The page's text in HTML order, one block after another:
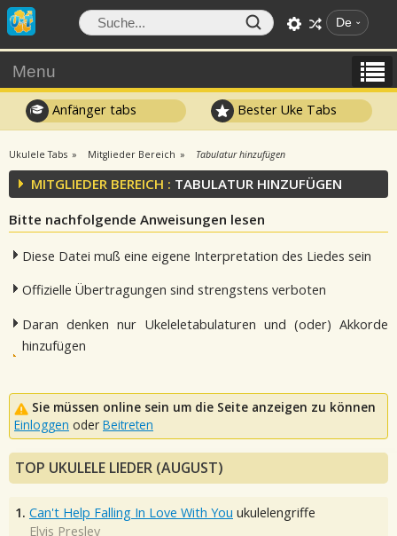
De
Menu
Anfänger tabs Bester Uke Tabs
Ukulele Tabs Mitglieder Bereich Tabulatur hinzufügen
MITGLIEDER BEREICH : TABULATUR HINZUFÜGEN
Bitte nachfolgende Anweisungen lesen
Diese Datei muß eine eigene Interpretation des Liedes sein
Offizielle Übertragungen sind strengstens verboten
Daran denken nur Ukeleletabulaturen und (oder) Akkorde
hinzufügen
Sie müssen online sein um die Seite anzeigen zu können
Einloggen oder Beitreten
TOP UKULELE LIEDER (AUGUST)
1. Can't Help Falling In Love With You ukulelengriffe
Elvis Presley